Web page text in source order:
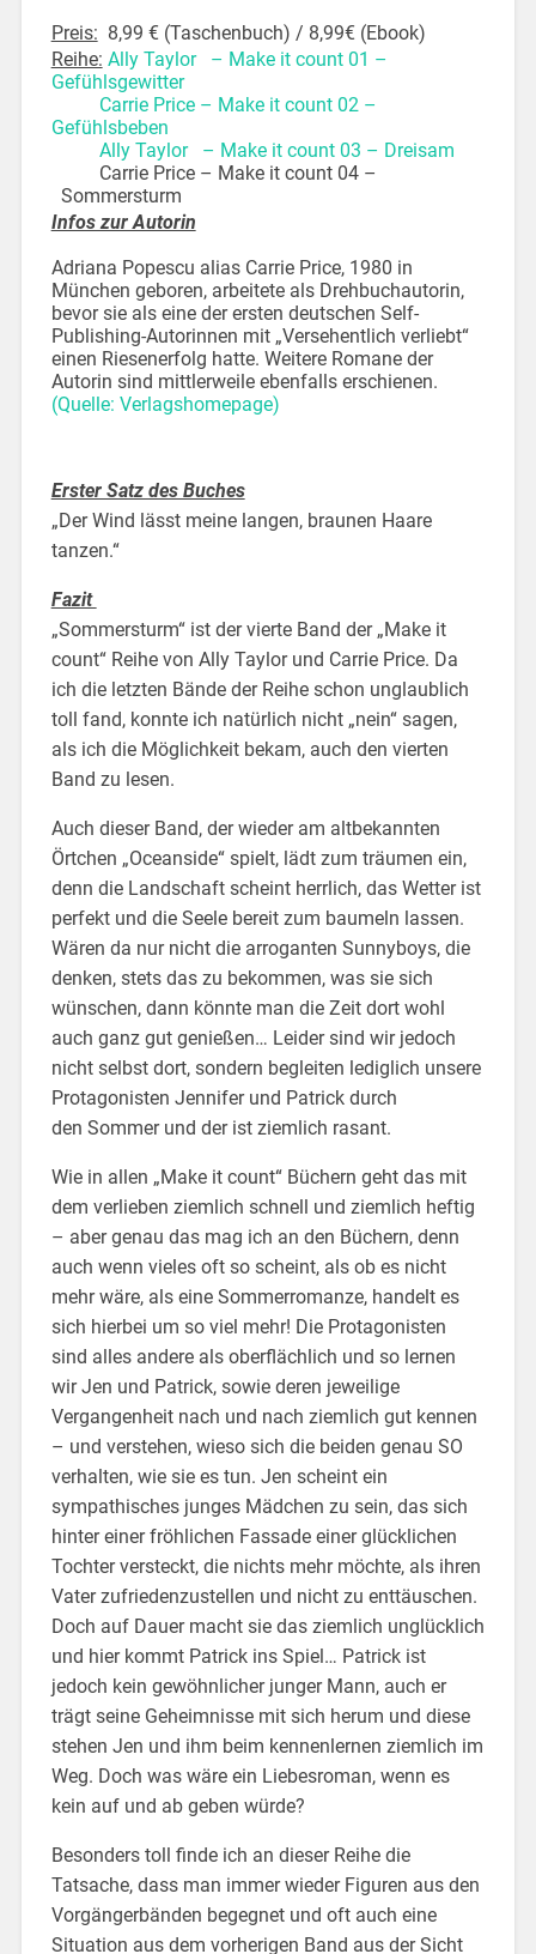
Preis: 8,99 € (Taschenbuch) / 8,99€ (Ebook)
Reihe: Ally Taylor – Make it count 01 –
Gefühlsgewitter
Carrie Price – Make it count 02 –
Gefühlsbeben
Ally Taylor – Make it count 03 – Dreisam
Carrie Price – Make it count 04 –
Sommersturm
Infos zur Autorin
Adriana Popescu alias Carrie Price, 1980 in
München geboren, arbeitete als Drehbuchautorin,
bevor sie als eine der ersten deutschen Self-
Publishing-Autorinnen mit „Versehentlich verliebt“
einen Riesenerfolg hatte. Weitere Romane der
Autorin sind mittlerweile ebenfalls erschienen.
(Quelle: Verlagshomepage)
Erster Satz des Buches
„Der Wind lässt meine langen, braunen Haare
tanzen.“
Fazit
„Sommersturm“ ist der vierte Band der „Make it
count“ Reihe von Ally Taylor und Carrie Price. Da
ich die letzten Bände der Reihe schon unglaublich
toll fand, konnte ich natürlich nicht „nein“ sagen,
als ich die Möglichkeit bekam, auch den vierten
Band zu lesen.
Auch dieser Band, der wieder am altbekannten
Örtchen „Oceanside“ spielt, lädt zum träumen ein,
denn die Landschaft scheint herrlich, das Wetter ist
perfekt und die Seele bereit zum baumeln lassen.
Wären da nur nicht die arroganten Sunnyboys, die
denken, stets das zu bekommen, was sie sich
wünschen, dann könnte man die Zeit dort wohl
auch ganz gut genießen… Leider sind wir jedoch
nicht selbst dort, sondern begleiten lediglich unsere
Protagonisten Jennifer und Patrick durch
den Sommer und der ist ziemlich rasant.
Wie in allen „Make it count“ Büchern geht das mit
dem verlieben ziemlich schnell und ziemlich heftig
– aber genau das mag ich an den Büchern, denn
auch wenn vieles oft so scheint, als ob es nicht
mehr wäre, als eine Sommerromanze, handelt es
sich hierbei um so viel mehr! Die Protagonisten
sind alles andere als oberflächlich und so lernen
wir Jen und Patrick, sowie deren jeweilige
Vergangenheit nach und nach ziemlich gut kennen
– und verstehen, wieso sich die beiden genau SO
verhalten, wie sie es tun. Jen scheint ein
sympathisches junges Mädchen zu sein, das sich
hinter einer fröhlichen Fassade einer glücklichen
Tochter versteckt, die nichts mehr möchte, als ihren
Vater zufriedenzustellen und nicht zu enttäuschen.
Doch auf Dauer macht sie das ziemlich unglücklich
und hier kommt Patrick ins Spiel… Patrick ist
jedoch kein gewöhnlicher junger Mann, auch er
trägt seine Geheimnisse mit sich herum und diese
stehen Jen und ihm beim kennenlernen ziemlich im
Weg. Doch was wäre ein Liebesroman, wenn es
kein auf und ab geben würde?
Besonders toll finde ich an dieser Reihe die
Tatsache, dass man immer wieder Figuren aus den
Vorgängerbänden begegnet und oft auch eine
Situation aus dem vorherigen Band aus der Sicht